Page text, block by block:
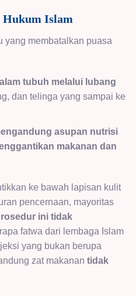
Hukum Islam
yang membatalkan puasa
tubuh melalui lubang
dan telinga yang sampai ke
asupan nutrisi
makanan dan
ke bawah lapisan kulit
pencernaan, mayoritas
ini tidak
fatwa dari lembaga Islam
yang bukan berupa
zat makanan tidak